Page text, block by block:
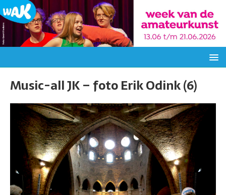
Music-all JK – foto Erik Odink (6)